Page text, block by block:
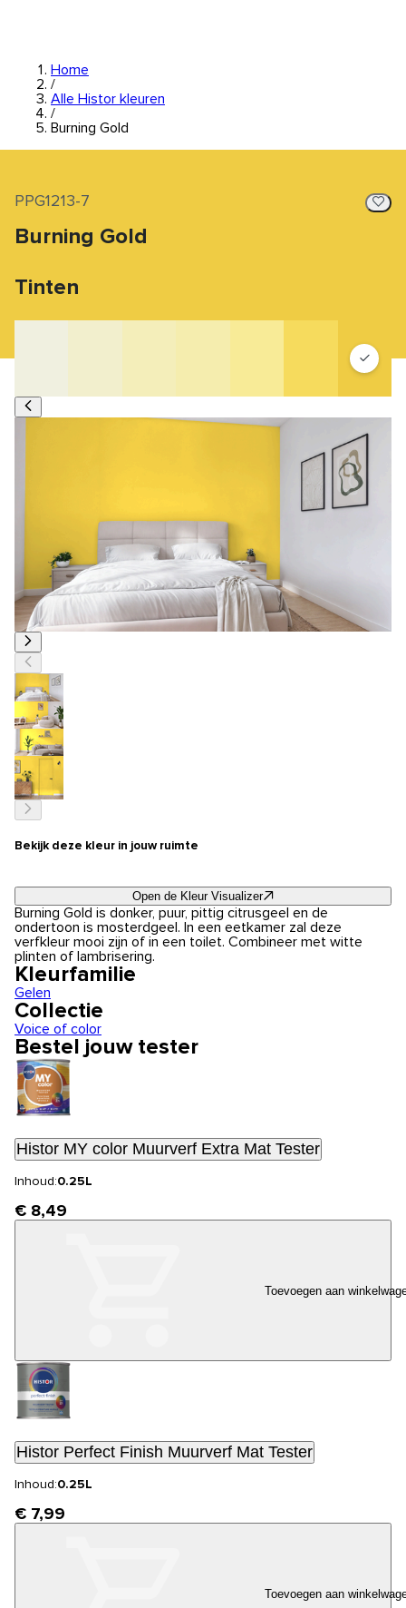
Home
/
Alle Histor kleuren
/
Burning Gold
PPG1213-7
Burning Gold
Tinten
Bekijk deze kleur in jouw ruimte
Open de Kleur Visualizer
Burning Gold is donker, puur, pittig citrusgeel en de
ondertoon is mosterdgeel. In een eetkamer zal deze
verfkleur mooi zijn of in een toilet. Combineer met witte
plinten of lambrisering.
Kleurfamilie
Gelen
Collectie
Voice of color
Bestel jouw tester
Histor MY color Muurverf Extra Mat Tester
Inhoud:0.25L
€ 8,49
Toevoegen aan
Histor Perfect Finish Muurverf Mat Tester
Inhoud:0.25L
€ 7,99
Toevoegen aan